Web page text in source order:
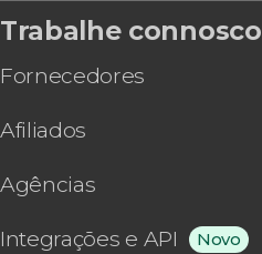
Trabalhe connosco
Fornecedores
Afiliados
Agências
Integrações e API Novo